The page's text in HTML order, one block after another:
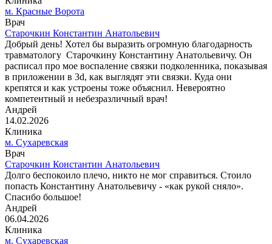
м. Красные Ворота
Врач
Старочкин Константин Анатольевич
Добрый день! Хотел бы выразить огромную благодарность
травматологу Старочкину Константину Анатольевичу. Он
расписал про мое воспаление связки подколенника, показывая
в приложении в 3d, как выглядят эти связки. Куда они
крепятся и как устроены тоже объяснил. Невероятно
компетентный и небезразличный врач!
Андрей
14.02.2026
Клиника
м. Сухаревская
Врач
Старочкин Константин Анатольевич
Долго беспокоило плечо, никто не мог справиться. Стоило
попасть Константину Анатольевичу - «как рукой сняло».
Спасибо большое!
Андрей
06.04.2026
Клиника
м. Сухаревская